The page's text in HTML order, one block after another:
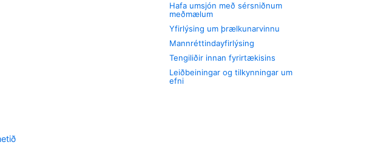
Hafa umsjón með sérsniðnum
meðmælum
Yfirlýsing um þrælkunarvinnu
Mannréttindayfirlýsing
Tengiliðir innan fyrirtækisins
Leiðbeiningar og tilkynningar um
efni